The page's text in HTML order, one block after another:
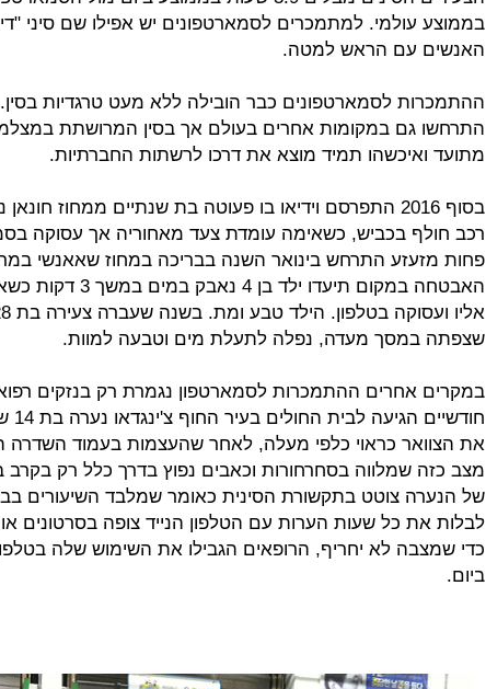
בממוצע עולמי. למתמכרים לסמארטפונים יש אפילו שם סיני
האנשים עם הראש למטה.
ההתמכרות לסמארטפונים כבר הובילה ללא מעט טרגדיות
התרחשו גם במקומות אחרים בעולם אך בסין המרושתת
מתועד ואיכשהו תמיד מוצא את דרכו לרשתות החברתיות.
בסוף 2016 התפרסם וידיאו בו פעוטה בת שנתיים ממחוז
רכב חולף בכביש, כשאימה עומדת צעד מאחוריה אך עסוקה
פחות מזעזע התרחש בינואר השנה בבריכה במחוז שאאנשי
האבטחה במקום תיעדו
שצפתה במסך מעדה, נפלה לתעלת מים וטבעה למוות.
במקרים אחרים ההתמכרות לסמארטפון נגמרת רק בנזקים
את הצוואר כראוי כלפי מעלה, לאחר שהעצמות בעמוד השדרה
של הנערה צוטט בתקשורת הסינית כאומר שמלבד השיעורים
לבלות את כל שעות הערות עם הטלפון הנייד צופה בסרטונים
כדי שמצבה לא יחריף, הרופאים הגבילו את השימוש שלה
ביום.